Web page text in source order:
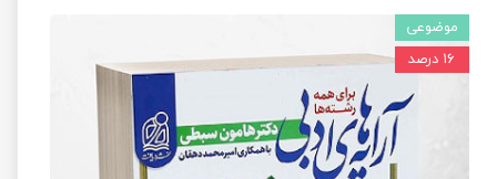
موضوعی
۱۶ درصد